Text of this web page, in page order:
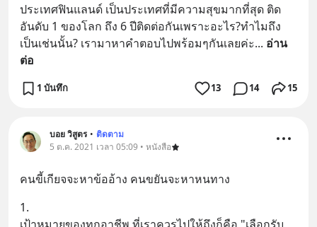
ประเทศฟินแลนด์ เป็นประเทศที่มีความสุขมากที่สุด ติด
อันดับ 1 ของโลก ถึง 6 ปีติดต่อกันเพราะอะไร?ทำไมถึง
เป็นเช่นนั้น? เรามาหาคำตอบไปพร้อมๆกันเลยค่ะ... อ่าน
ต่อ
1 บันทึก 13 14 15
บอย วิสูตร • ติดตาม
5 ต.ค. 2021 เวลา 05:09 • หนังสือ
คนขี้เกียจจะหาข้ออ้าง คนขยันจะหาหนทาง
1.